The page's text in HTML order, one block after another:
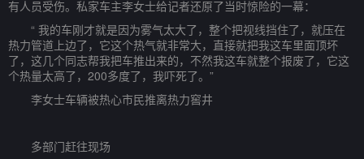
有人员受伤。私家车主李女士给记者还原了当时惊险的一幕：
“ 我的车刚才就是因为雾气太大了，整个把视线挡住了，就压在
热力管道上边了，它这个热气就非常大，直接就把我这车里面顶坏
了，这几个同志帮我把车推出来的，不然我这车就整个报废了，它这
个热量太高了，200多度了，我吓死了。”
李女士车辆被热心市民推离热力窖井
多部门赶往现场